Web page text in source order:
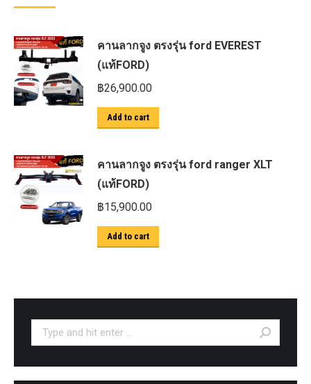
คานลากจูง ตรงรุ่น ford EVEREST
(แท้FORD)
฿26,900.00
Add to cart
คานลากจูง ตรงรุ่น ford ranger XLT
(แท้FORD)
฿15,900.00
Add to cart
Search: